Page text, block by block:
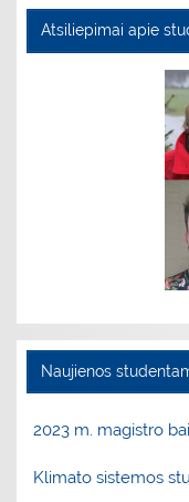
Atsiliepimai apie
Naujienos
2023 m. magistro
Klimato sistemos